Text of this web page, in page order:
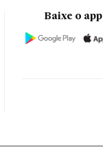
Baixe o app